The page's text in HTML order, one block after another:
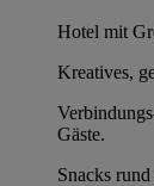
Hotel mit
Kreatives,
Gäste.
Snacks